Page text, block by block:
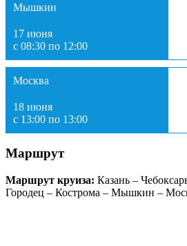
Мышкин
17 июня
с 08:30 по 12:00
Москва
18 июня
с 13:00 по 13:00
Маршрут
Маршрут круиза: Казань –
Городец – Кострома – Мышкин –